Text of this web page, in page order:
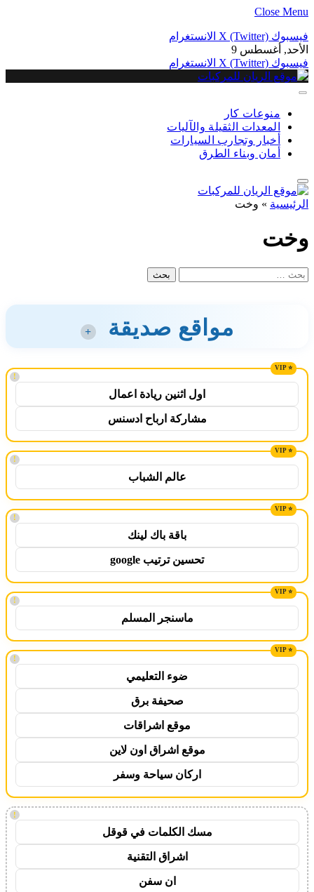
Close Menu
فيسبوك X (Twitter) الانستغرام
الأحد, أغسطس 9
فيسبوك X (Twitter) الانستغرام
منوعات كار
المعدات الثقيلة والآليات
أخبار وتجارب السيارات
أمان وبناء الطرق
الرئيسية » وخت
وخت
البحث
مواقع صديقة +
!
اول اثنين ريادة اعمال
مشاركة ارباح ادسنس
!
عالم الشباب
!
باقة باك لينك
تحسين ترتيب google
!
ماسنجر المسلم
!
ضوء التعليمي
صحيفة برق
موقع اشراقات
موقع اشراق اون لاين
اركان سياحة وسفر
!
مسك الكلمات في قوقل
اشراق التقنية
ان سفن